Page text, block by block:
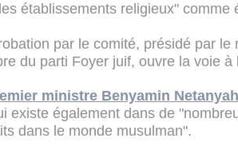
établissements religieux" comme
par le comité, présidé par
du parti Foyer juif, ouvre la voie
ministre Benyamin
existe également dans de
dans le monde musulman".